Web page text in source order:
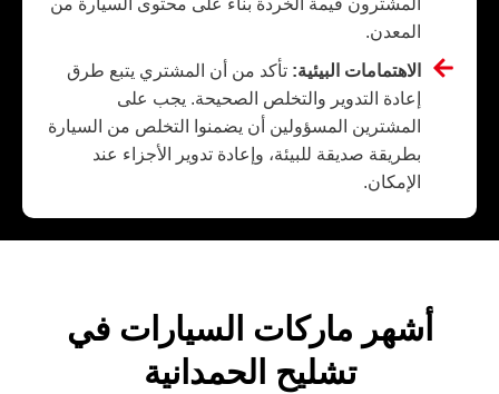
المشترون قيمة الخردة بناءً على محتوى السيارة من
المعدن.
الاهتمامات البيئية: تأكد من أن المشتري يتبع طرق
إعادة التدوير والتخلص الصحيحة. يجب على
المشترين المسؤولين أن يضمنوا التخلص من السيارة
بطريقة صديقة للبيئة، وإعادة تدوير الأجزاء عند
الإمكان.
أشهر ماركات السيارات في
تشليح الحمدانية